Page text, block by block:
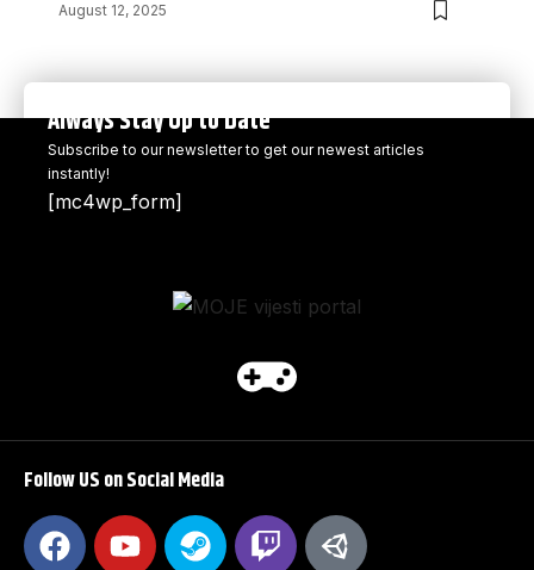
August 12, 2025
Always Stay Up to Date
Subscribe to our newsletter to get our newest articles
instantly!
[mc4wp_form]
Follow US on Social Media